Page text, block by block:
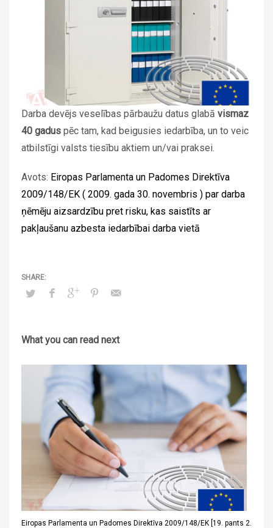
Darba devējs veselības pārbaužu datus glabā vismaz
40 gadus pēc tam, kad beigusies iedarbība, un to veic
atbilstīgi valsts tiesību aktiem un/vai praksei.
Avots: Eiropas Parlamenta un Padomes Direktīva
2009/148/EK ( 2009. gada 30. novembris ) par darba
ņēmēju aizsardzību pret risku, kas saistīts ar
pakļaušanu azbesta iedarbībai darba vietā
What you can read next
Eiropas Parlamenta un Padomes Direktīva 2009/148/EK [19. pants 2.